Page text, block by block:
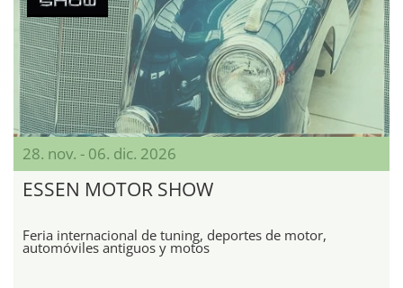
28. nov. - 06. dic. 2026
ESSEN MOTOR SHOW
Feria internacional de tuning, deportes de motor,
automóviles antiguos y motos